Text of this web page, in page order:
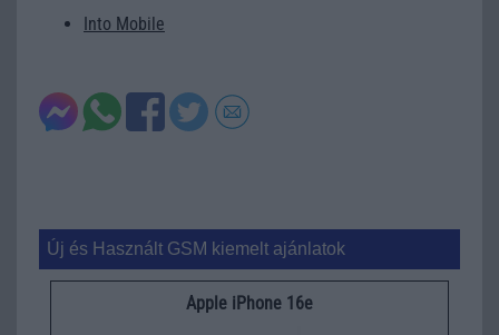
Into Mobile
Új és Használt GSM kiemelt ajánlatok
Apple iPhone 16e